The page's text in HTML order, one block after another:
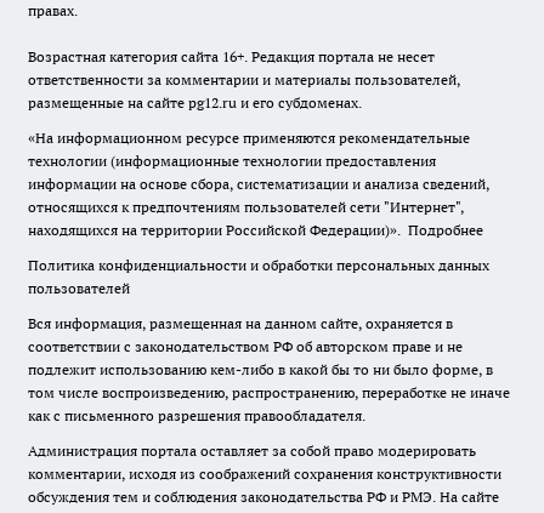
правах.
Возрастная категория сайта 16+. Редакция портала не несет
ответственности за комментарии и материалы пользователей,
размещенные на сайте pg12.ru и его субдоменах.
«На информационном ресурсе применяются рекомендательные
технологии (информационные технологии предоставления
информации на основе сбора, систематизации и анализа сведений,
относящихся к предпочтениям пользователей сети "Интернет",
находящихся на территории Российской Федерации)». Подробнее
Политика конфиденциальности и обработки персональных данных
пользователей
Вся информация, размещенная на данном сайте, охраняется в
соответствии с законодательством РФ об авторском праве и не
подлежит использованию кем-либо в какой бы то ни было форме, в
том числе воспроизведению, распространению, переработке не иначе
как с письменного разрешения правообладателя.
Администрация портала оставляет за собой право модерировать
комментарии, исходя из соображений сохранения конструктивности
обсуждения тем и соблюдения законодательства РФ и РМЭ. На сайте